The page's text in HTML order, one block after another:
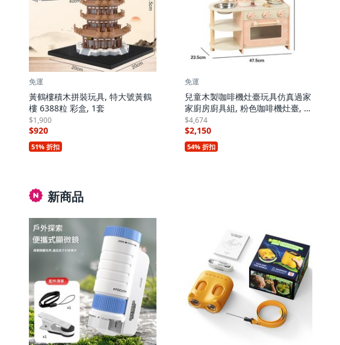
免運
黃鶴樓積木拼裝玩具, 特大號黃鶴
樓 6388粒 彩盒, 1套
$1,900
$920
51% 折扣
免運
兒童木製咖啡機灶臺玩具仿真過家
家廚房廚具組, 粉色咖啡機灶臺, 1
套
$4,674
$2,150
54% 折扣
新商品